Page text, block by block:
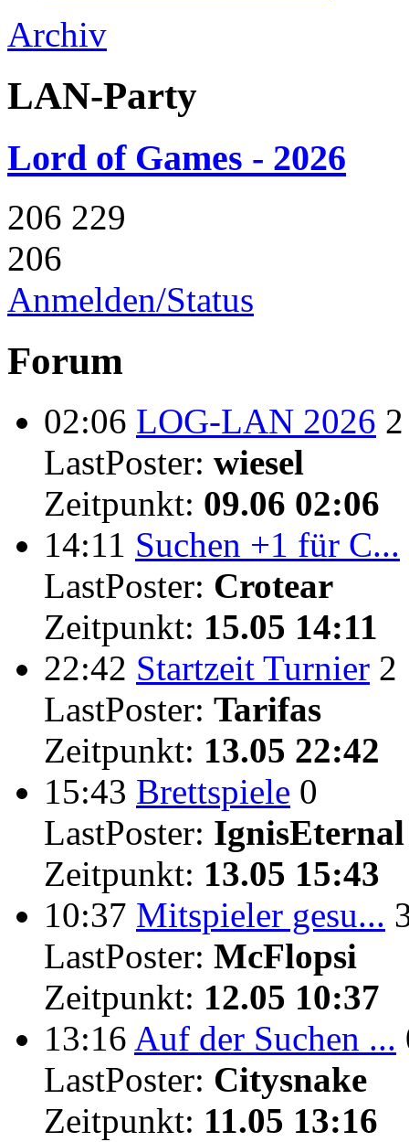
Archiv
LAN-Party
Lord of Games - 2026
206 229
206
Anmelden/Status
Forum
02:06 LOG-LAN 2026 2
LastPoster: wiesel
Zeitpunkt: 09.06 02:06
14:11 Suchen +1 für C...
LastPoster: Crotear
Zeitpunkt: 15.05 14:11
22:42 Startzeit Turnier 2
LastPoster: Tarifas
Zeitpunkt: 13.05 22:42
15:43 Brettspiele 0
LastPoster: IgnisEternal
Zeitpunkt: 13.05 15:43
10:37 Mitspieler gesu...
LastPoster: McFlopsi
Zeitpunkt: 12.05 10:37
13:16 Auf der Suchen ...
LastPoster: Citysnake
Zeitpunkt: 11.05 13:16